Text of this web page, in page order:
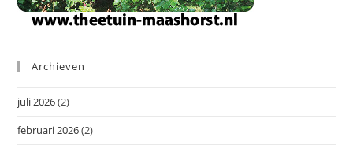
Archieven
juli 2026(2)
februari 2026(2)